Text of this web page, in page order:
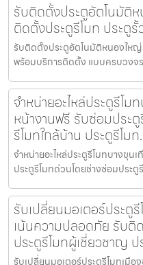
รับติดตั้งประตูอัตโนมัติ
ติดตั้งประตูรีโมท ประตูรั้
รับติดตั้งประตูอัตโนมัติหนองใหญ่
พร้อมบริการติดตั้ง แบบครบวงจ
จำหน่ายอะไหล่ประตูรีโม
หน้างานฟรี รับซ่อมประ
รีโมทใกล้บ้าน ประตูรีโม
จำหน่ายอะไหล่ประตูรีโมทบางขุน
ประตูรีโมทด่วนโดยช่างซ่อมประตู
รับเปลี่ยนมอเตอร์ประ
เน้นความปลอดภัย รับติ
ประตูรีโมทผู้เชี่ยวชาญ
รับเปลี่ยนมอเตอร์ประตูรีโมทเมื